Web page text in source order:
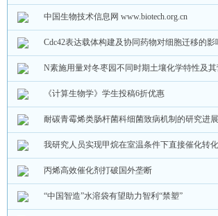
中国生物技术信息网 www.biotech.org.cn
Cdc42表达载体构建及协同药物对细胞迁移的影
N素施用量对冬枣园不同时期土壤化学特性及
《计算生物学》学生投稿6折优惠
耐碳青霉烯类肠杆菌科细菌致病机制的研究进展
我研究人员实现甲烷在室温条件下直接催化转化
丙烯高效催化剂打破国外垄断
“中国智造”水溶袋有望助力智利“禁塑”